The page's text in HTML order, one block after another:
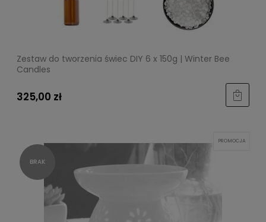
Zestaw do tworzenia świec DIY 6 x 150g | Winter Bee
Candles
325,00 zł
PROMOCJA